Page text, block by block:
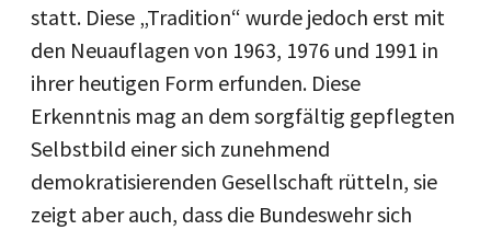
statt. Diese „Tradition“ wurde jedoch erst mit
den Neuauflagen von 1963, 1976 und 1991 in
ihrer heutigen Form erfunden. Diese
Erkenntnis mag an dem sorgfältig gepflegten
Selbstbild einer sich zunehmend
demokratisierenden Gesellschaft rütteln, sie
zeigt aber auch, dass die Bundeswehr sich